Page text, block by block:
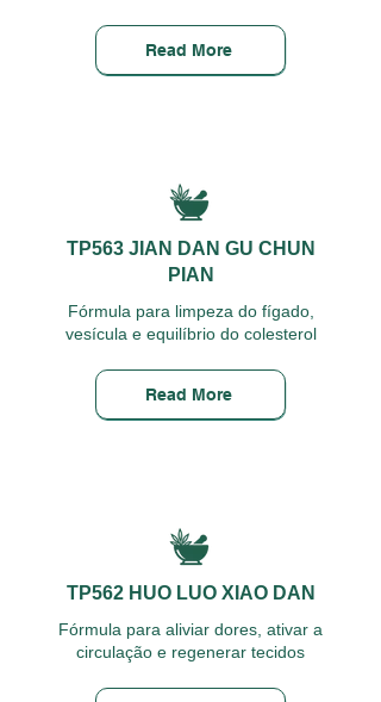
Read More
TP563 JIAN DAN GU CHUN
PIAN
Fórmula para limpeza do fígado,
vesícula e equilíbrio do colesterol
Read More
TP562 HUO LUO XIAO DAN
Fórmula para aliviar dores, ativar a
circulação e regenerar tecidos